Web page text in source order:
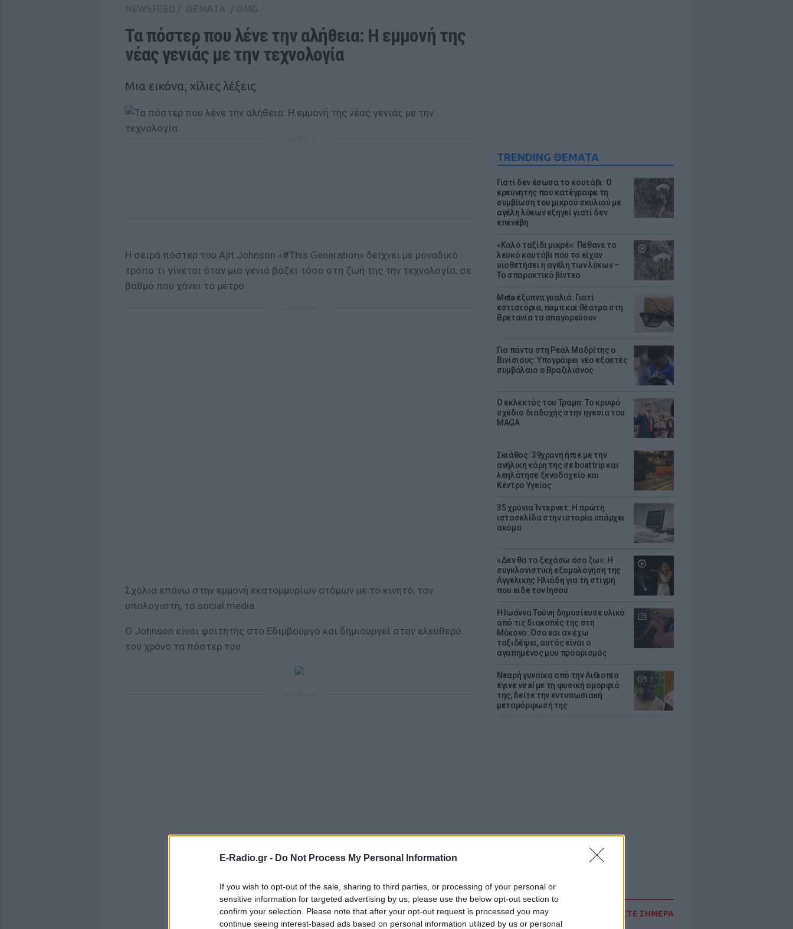
E-Radio.gr - Do Not Process My Personal Information
If you wish to opt-out of the sale, sharing to third parties, or processing of your personal or
sensitive information for targeted advertising by us, please use the below opt-out section to
confirm your selection. Please note that after your opt-out request is processed you may
continue seeing interest-based ads based on personal information utilized by us or personal
TRENDING ΘΕΜΑΤΑ
Γιατί δεν έσωσα το κουτάβι: Ο
ερευνητής που κατέγραφε τη
συμβίωση του μικρού σκυλιού με
αγέλη λύκων εξηγεί γιατί δεν
επενέβη
«Καλό ταξίδι μικρέ»: Πέθανε το
λευκό κουτάβι που το είχαν
υιοθετήσει η αγέλη των λύκων –
Το σπαρακτικό βίντεο
Meta έξυπνα γυαλιά: Γιατί
εστιατόρια, παμπ και θέατρα στη
Βρετανία τα απαγορεύουν
Για πάντα στη Ρεάλ Μαδρίτης ο
Βινίσιους: Υπογράφει νέο εξαετές
συμβόλαιο ο Βραζιλιάνος
Ο εκλεκτός του Τραμπ: Το κρυφό
σχέδιο διαδοχής στην ηγεσία του
MAGA
Σκιάθος: 39χρονη ήπιε με την
ανήλικη κόρη της σε boat trip και
λεηλάτησε ξενοδοχείο και
Κέντρο Υγείας
35 χρόνια Ίντερνετ: Η πρώτη
ιστοσελίδα στην ιστορία υπάρχει
ακόμα
«Δεν θα το ξεχάσω όσο ζω»: Η
συγκλονιστική εξομολόγηση της
Αγγελικής Ηλιάδη για τη στιγμή
που είδε τον Ιησού
Η Ιωάννα Τούνη δημοσίευσε υλικό
από τις διακοπές της στη
Μύκονο: Όσο και αν έχω
ταξιδέψει, αυτός είναι ο
αγαπημένος μου προορισμός
Νεαρή γυναίκα από την Αιθιοπία
έγινε viral με τη φυσική ομορφιά
της, δείτε την εντυπωσιακή
μεταμόρφωσή της
ΔΙΑΒΑΣΤΕ ΣΗΜΕΡΑ
Τα πόστερ που λένε την αλήθεια: Η εμμονή της
νέας γενιάς με την τεχνολογία
Μια εικόνα, χίλιες λέξεις
Η σειρά πόστερ του Ajit Johnson «#This Generation» δείχνει με μοναδικό
τρόπο τι γίνεται όταν μια γενιά βάζει τόσο στη ζωή της την τεχνολογία, σε
βαθμό που χάνει το μέτρο.
Σχόλια επάνω στην εμμονή εκατομμυρίων ατόμων με το κινητό, τον
υπολογιστή, τα social media.
Ο Johnson είναι φοιτητής στο Εδιμβούργο και δημιουργεί στον ελεύθερό
του χρόνο τα πόστερ του.